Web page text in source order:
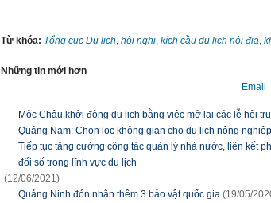
Từ khóa: Tổng cục Du lịch hội nghị kích cầu du lịch nội địa
Email
Những tin mới hơn
Mộc Châu khởi động du lịch bằng việc mở lại các lễ hội
Quảng Nam: Chọn lọc không gian cho du lịch nông nghiệp
Tiếp tục tăng cường công tác quản lý nhà nước, liên kết
đổi số trong lĩnh vực du lịch
(12/06/2021)
Quảng Ninh đón nhận thêm 3 bảo vật quốc gia (19/05/